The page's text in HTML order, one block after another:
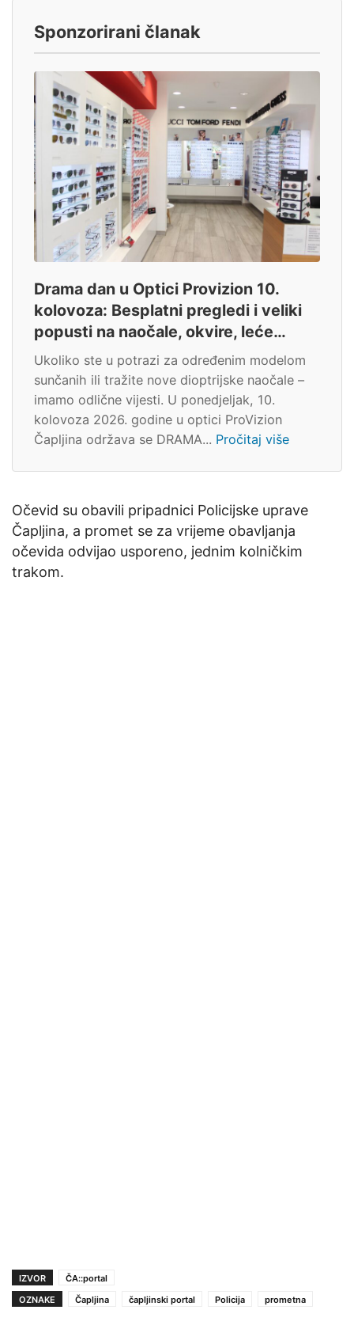
Sponzorirani članak
Drama dan u Optici Provizion 10.
kolovoza: Besplatni pregledi i veliki
popusti na naočale, okvire, leće…
Ukoliko ste u potrazi za određenim modelom
sunčanih ili tražite nove dioptrijske naočale –
imamo odlične vijesti. U ponedjeljak, 10.
kolovoza 2026. godine u optici ProVizion
Čapljina održava se DRAMA... Pročitaj više
Očevid su obavili pripadnici Policijske uprave
Čapljina, a promet se za vrijeme obavljanja
očevida odvijao usporeno, jednim kolničkim
trakom.
IZVOR
ČA::portal
OZNAKE
Čapljina čapljinski portal Policija prometna